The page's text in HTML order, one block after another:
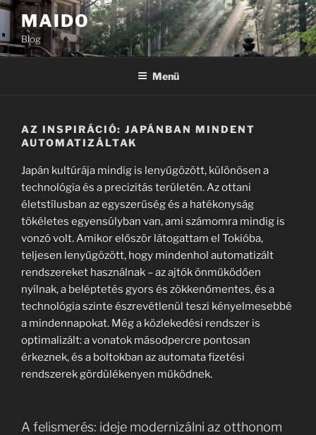
Tartalomhoz
MAIDO
Blog
Menü
AZ INSPIRÁCIÓ: JAPÁNBAN MINDENT
AUTOMATIZÁLTAK
Japán kultúrája mindig is lenyűgözött, különösen a
technológia és a precizitás területén. Az ottani
életstílusban az egyszerűség és a hatékonyság
tökéletes egyensúlyban van, ami számomra mindig is
vonzó volt. Amikor először látogattam el Tokióba,
teljesen lenyűgözött, hogy mindenhol automatizált
rendszereket használnak – az ajtók önműködően
nyílnak, a beléptetés gyors és zökkenőmentes, és a
technológia szinte észrevétlenül teszi kényelmesebbé
a mindennapokat. Még a közlekedési rendszer is
optimalizált: a vonatok másodpercre pontosan
érkeznek, és a boltokban az automata fizetési
rendszerek gördülékenyen működnek.
A felismerés: ideje modernizálni az otthonom